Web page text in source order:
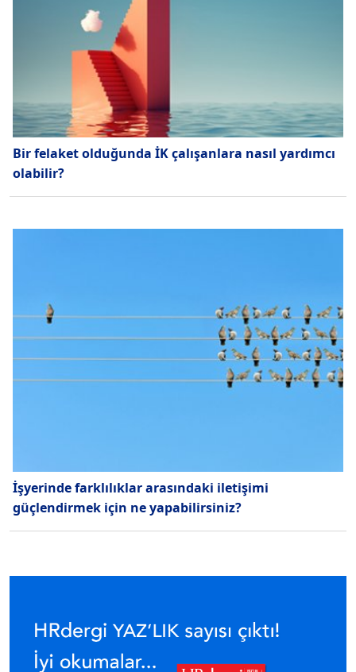
Bir felaket olduğunda İK çalışanlara nasıl yardımcı
olabilir?
İşyerinde farklılıklar arasındaki iletişimi
güçlendirmek için ne yapabilirsiniz?